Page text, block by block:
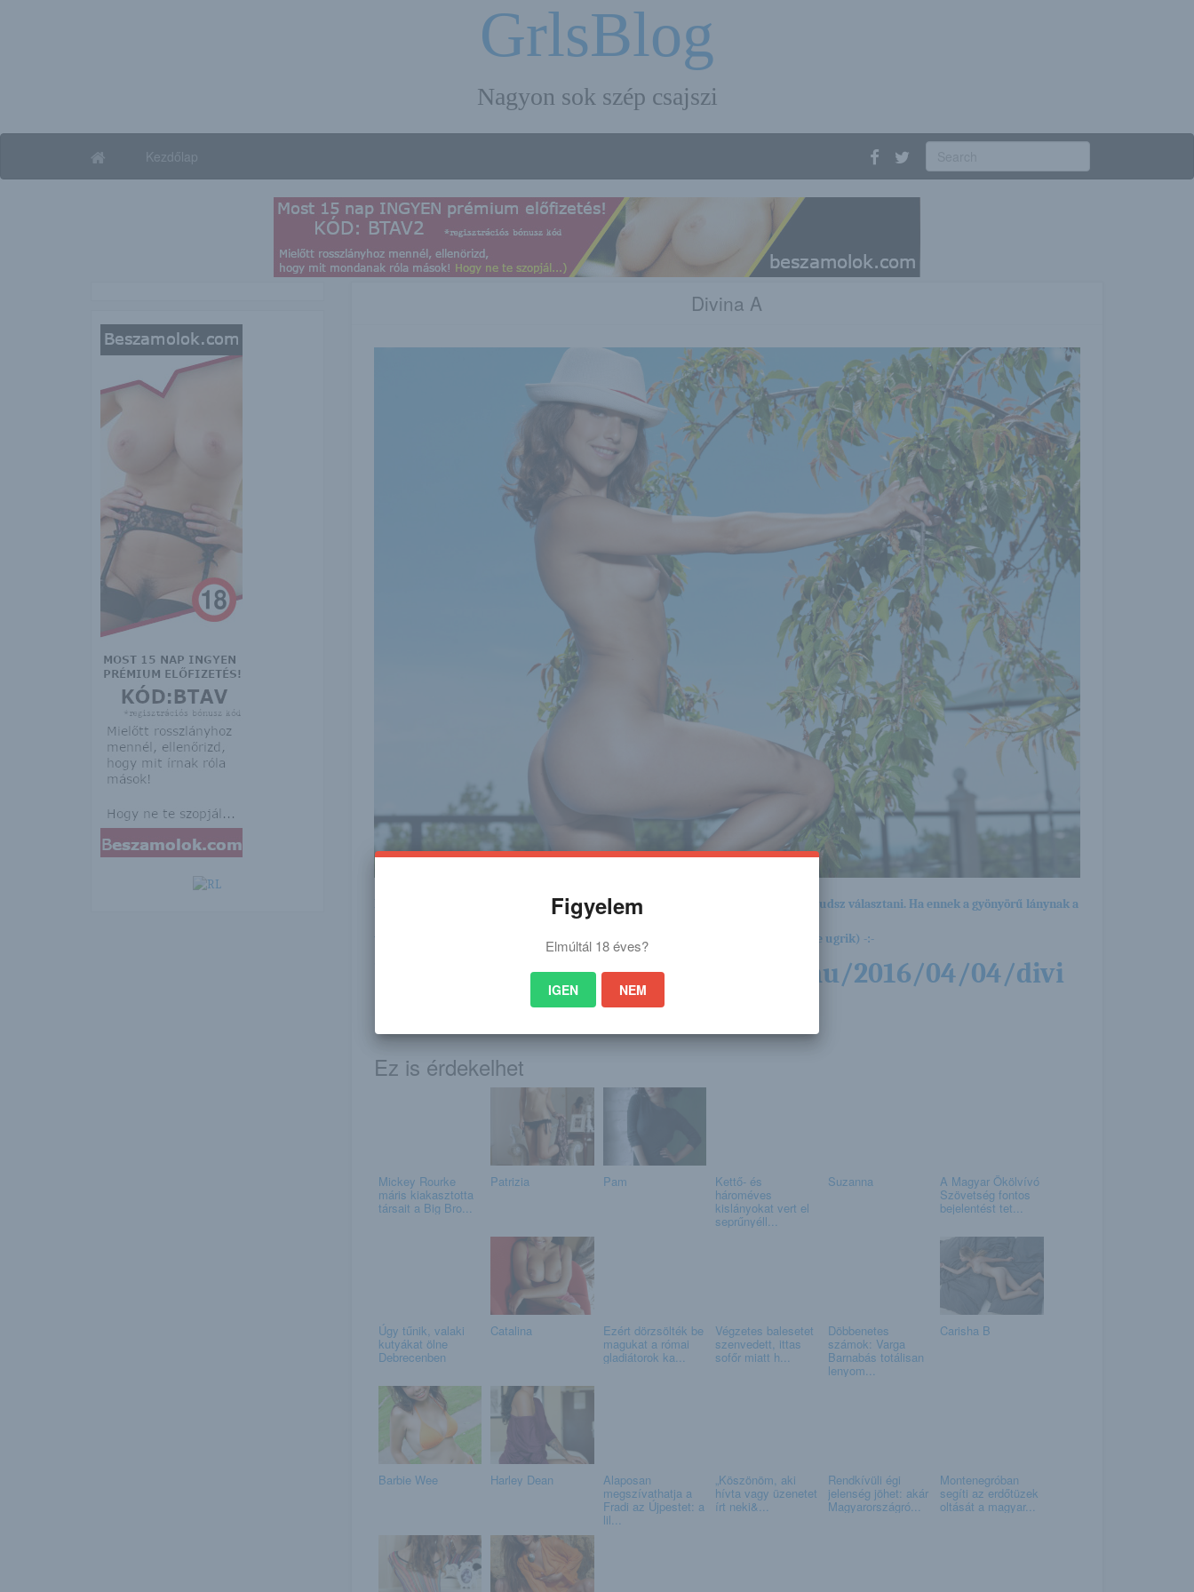
GrlsBlog
Nagyon sok szép csajszi
Kezdőlap
Divina A
Ezen a portálon nagyon sok gyönyörű lány képei található. Nagyon sok sorozatból tudsz választani. Ha ennek a gyönyörű lánynak a
teljes képsorozatra kíváncsi vagy akkor kattints erre a linkre: (eredeti post helyére ugrik) -:-
http://ajoedesanyadbelulrol.blog.hu/2016/04/04/divi
Ez is érdekelhet
Mickey Rourke
máris kiakasztotta
társait a Big Bro...
Patrizia Pam Kettő- és
hároméves
kislányokat vert el
seprűnyéll...
Suzanna A Magyar Ökölvívó
Szövetség fontos
bejelentést tet...
Úgy tűnik, valaki
kutyákat ölne
Debrecenben
Catalina Ezért dörzsölték be
magukat a római
gladiátorok ka...
Végzetes balesetet
szenvedett, ittas
sofőr miatt h...
Döbbenetes
számok: Varga
Barnabás totálisan
lenyom...
Carisha B
Barbie Wee Harley Dean Alaposan
megszívathatja a
Fradi az Újpestet: a
lil...
„Köszönöm, aki
hívta vagy üzenetet
írt neki&...
Rendkívüli égi
jelenség jöhet: akár
Magyarországró...
Montenegróban
segíti az erdőtüzek
oltását a magyar...
Figyelem
Elmúltál 18 éves?
IGEN NEM